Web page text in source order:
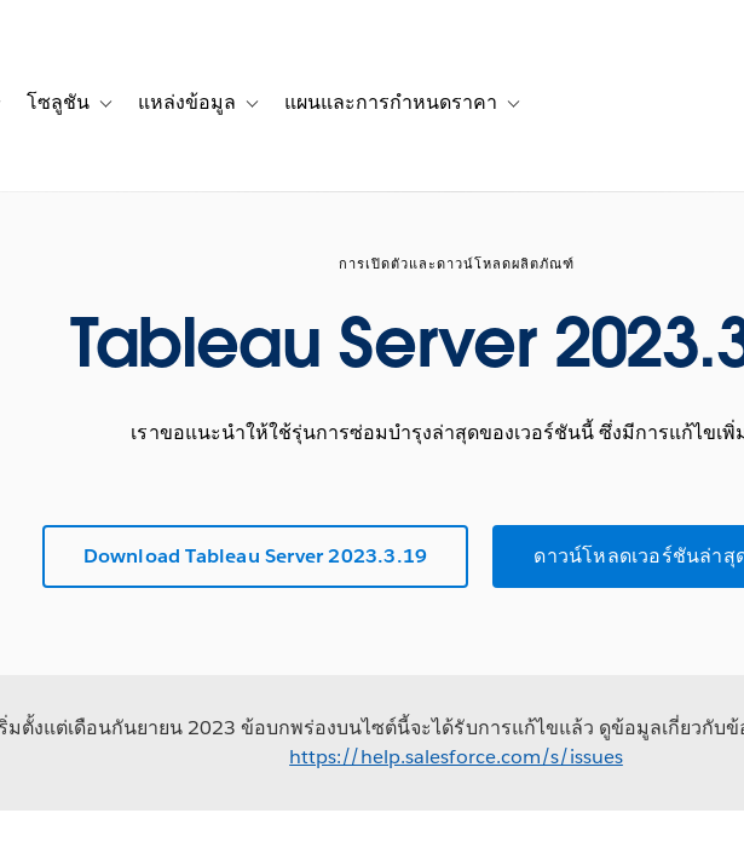
ภัณฑ์
Toggle sub-navigation for เรื่องราวของลูกค้า
โซลูชัน
Toggle sub-navigation for โซลูชัน
แหล่งข้อมูล แผนและการกำหนดราคา
การเปิดตัวและดาวน์โหลดผลิตภัณฑ์
Tableau Server
เราขอแนะนำให้ใช้รุ่นการซ่อมบำรุงล่าสุดของเวอร์ชันนี้ ซึ่งมีการแก้ไขเพิ่
Download Tableau Server 2023.3.19 ดาวน์โหลดเวอร์ชันล่าสุ
ริ่มตั้งแต่เดือนกันยายน 2023 ข้อบกพร่องบนไซต์นี้จะได้รับการแก้ไขแล้ว ดูข้อมูลเกี่ยวกับข้
https://help.salesforce.com/s/issues